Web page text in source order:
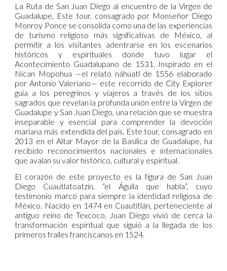
La Ruta de San Juan Diego al encuentro de la Virgen de
Guadalupe, Este tour, consagrado por Monseñor Diego
Monroy Ponce se consolida como una de las experiencias
de turismo religioso más significativas de México, al
permitir a los visitantes adentrarse en los escenarios
históricos y espirituales donde tuvo lugar el
Acontecimiento Guadalupano de 1531. Inspirado en el
Nican Mopohua —el relato náhuatl de 1556 elaborado
por Antonio Valeriano— este recorrido de City Explorer
guía a los peregrinos y viajeros a través de los sitios
sagrados que revelan la profunda unión entre la Virgen de
Guadalupe y San Juan Diego, una relación que se muestra
inseparable y esencial para comprender la devoción
mariana más extendida del país. Este tour, consagrado en
2013 en el Altar Mayor de la Basílica de Guadalupe, ha
recibido reconocimientos nacionales e internacionales
que avalan su valor histórico, cultural y espiritual.
El corazón de este proyecto es la figura de San Juan
Diego Cuautlatoatzin, “el Águila que habla”, cuyo
testimonio marcó para siempre la identidad religiosa de
México. Nacido en 1474 en Cuautitlán, perteneciente al
antiguo reino de Texcoco, Juan Diego vivió de cerca la
transformación espiritual que siguió a la llegada de los
primeros frailes franciscanos en 1524.